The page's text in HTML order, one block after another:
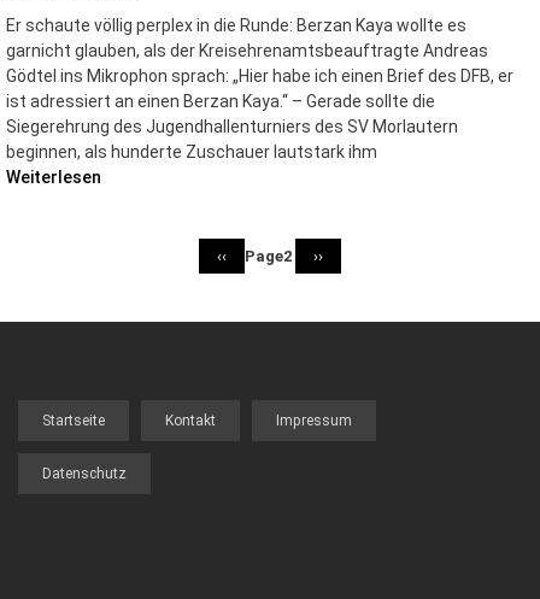
Er schaute völlig perplex in die Runde: Berzan Kaya wollte es
garnicht glauben, als der Kreisehrenamtsbeauftragte Andreas
Gödtel ins Mikrophon sprach: „Hier habe ich einen Brief des DFB, er
ist adressiert an einen Berzan Kaya.“ – Gerade sollte die
Siegerehrung des Jugendhallenturniers des SV Morlautern
beginnen, als hunderte Zuschauer lautstark ihm
Weiterlesen
VORHERIGE
SEITE
‹‹ Page2
NÄCHSTE
SEITE
››
FOOTER
Startseite Kontakt Impressum
Datenschutz